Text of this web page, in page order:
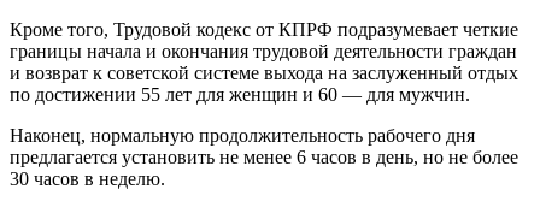
Кроме того, Трудовой кодекс от КПРФ подразумевает четкие
границы начала и окончания трудовой деятельности граждан
и возврат к советской системе выхода на заслуженный отдых
по достижении 55 лет для женщин и 60 — для мужчин.
Наконец, нормальную продолжительность рабочего дня
предлагается установить не менее 6 часов в день, но не более
30 часов в неделю.